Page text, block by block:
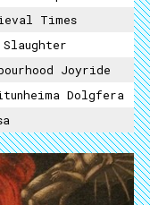
Times
Joyride
Dolgfera